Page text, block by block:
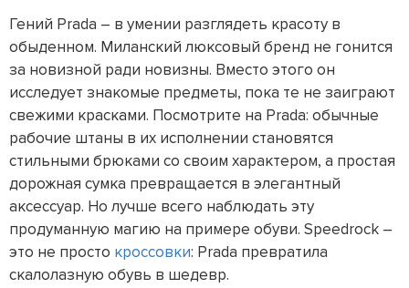
Гений Prada – в умении разглядеть красоту в
обыденном. Миланский люксовый бренд не гонится
за новизной ради новизны. Вместо этого он
исследует знакомые предметы, пока те не заиграют
свежими красками. Посмотрите на Prada: обычные
рабочие штаны в их исполнении становятся
стильными брюками со своим характером, а простая
дорожная сумка превращается в элегантный
аксессуар. Но лучше всего наблюдать эту
продуманную магию на примере обуви. Speedrock –
это не просто кроссовки: Prada превратила
скалолазную обувь в шедевр.